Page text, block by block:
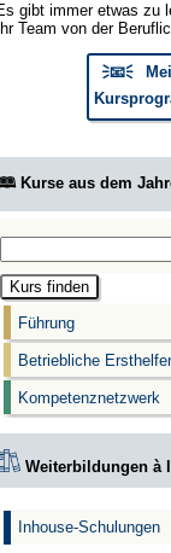
gibt immer etwas zu
Ihr Team von der
🗦📧🗧
Kurse aus dem
Führung
Betriebliche
Kompetenznetzwerk
Weiterbildungen à
Inhouse-Schulungen